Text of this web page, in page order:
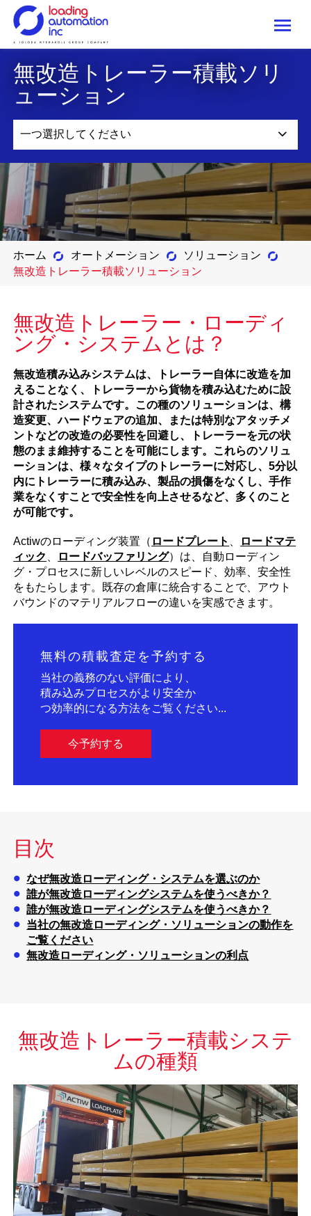
Loading
Automation
Inc
無改造トレーラー積載ソリ
ューション
一つ選択してください
ホーム オートメーション
ソリューション
無改造トレーラー積載ソリューション
無改造トレーラー・ローディ
ング・システムとは？
無改造積み込みシステムは、トレーラー自体に改造を加
えることなく、トレーラーから貨物を積み込むために設
計されたシステムです。この種のソリューションは、構
造変更、ハードウェアの追加、または特別なアタッチメ
ントなどの改造の必要性を回避し、トレーラーを元の状
態のまま維持することを可能にします。これらのソリュ
ーションは、様々なタイプのトレーラーに対応し、5分以
内にトレーラーに積み込み、製品の損傷をなくし、手作
業をなくすことで安全性を向上させるなど、多くのこと
が可能です。
Actiwのローディング装置（ ロードプレート
ロードマテ
ィック
ロードバッファリング）は、自動ローディン
グ・プロセスに新しいレベルのスピード、効率、安全性
をもたらします。既存の倉庫に統合することで、アウト
バウンドのマテリアルフローの違いを実感できます。
無料の積載査定を予約する
当社の義務のない評価により、
積み込みプロセスがより安全か
つ効率的になる方法をご覧ください...
今予約する
目次
なぜ無改造ローディング・システムを選ぶのか
誰が無改造ローディングシステムを使うべきか？
誰が無改造ローディングシステムを使うべきか？
当社の無改造ローディング・ソリューションの動作を
ご覧ください
無改造ローディング・ソリューションの利点
無改造トレーラー積載システ
ムの種類